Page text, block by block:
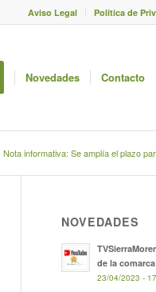
Aviso Legal Política de
Novedades Contacto
Nota informativa: Se amplía el plazo
NOVEDADES
de la
23/04/2023 -